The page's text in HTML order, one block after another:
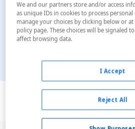
We and our partners store and/or access
as unique IDs in cookies to process
manage your choices by clicking below or
policy page. These choices will be signaled
affect browsing data.
Reject All
I Accept